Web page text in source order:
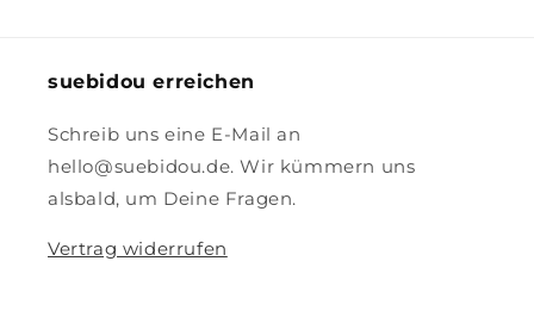
suebidou erreichen
Schreib uns eine E-Mail an
hello@suebidou.de. Wir kümmern uns
alsbald, um Deine Fragen.
Vertrag widerrufen